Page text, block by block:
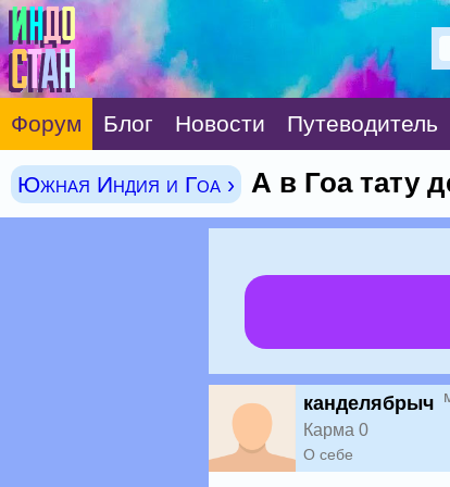
Форум Блог Новости Путеводитель
Южная Индия и Гоа › А в Гоа тату
канделябрыч
Карма 0
О себе